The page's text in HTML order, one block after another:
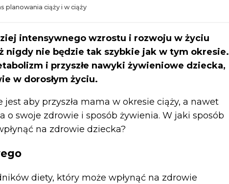
planowania ciąży i w ciąży
intensywnego wzrostu i rozwoju w życiu
nigdy nie będzie tak szybkie jak w tym okresie.
i przyszłe nawyki żywieniowe dziecka,
w dorosłym życiu.
jest aby przyszła mama w okresie ciąży, a nawet
o swoje zdrowie i sposób żywienia. W jaki sposób
na zdrowie dziecka?
diety, który może wpłynąć na zdrowie